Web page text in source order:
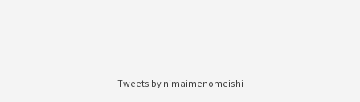
Tweets by nimaimenomeishi